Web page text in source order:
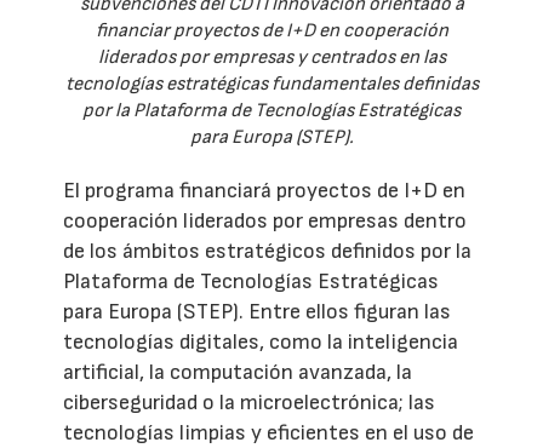
financiar proyectos de I+D en cooperación
liderados por empresas y centrados en las
tecnologías estratégicas fundamentales definidas
por la Plataforma de Tecnologías Estratégicas
para Europa (STEP).
El programa financiará proyectos de I+D en
cooperación liderados por empresas dentro
de los ámbitos estratégicos definidos por la
Plataforma de Tecnologías Estratégicas
para Europa (STEP). Entre ellos figuran las
tecnologías digitales, como la inteligencia
artificial, la computación avanzada, la
ciberseguridad o la microelectrónica; las
tecnologías limpias y eficientes en el uso de